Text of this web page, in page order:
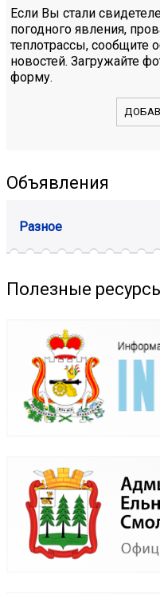
Если Вы стали
погодного явления,
теплотрассы, сообщите
новостей. Загружайте
форму.
Объявления
Разное
Полезные